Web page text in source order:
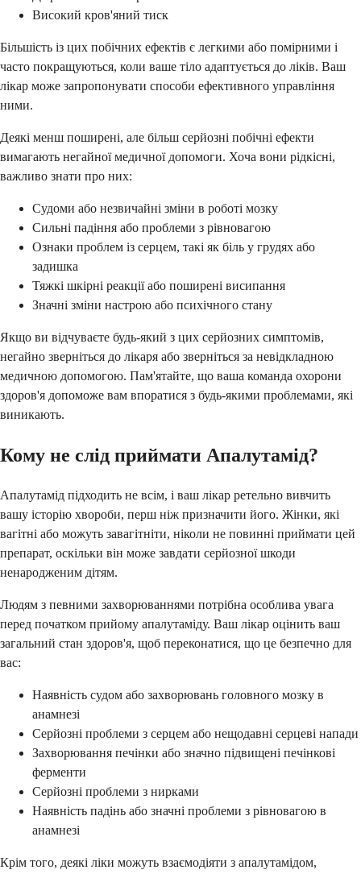
Високий кров'яний тиск
Більшість із цих побічних ефектів є легкими або помірними і
часто покращуються, коли ваше тіло адаптується до ліків. Ваш
лікар може запропонувати способи ефективного управління
ними.
Деякі менш поширені, але більш серйозні побічні ефекти
вимагають негайної медичної допомоги. Хоча вони рідкісні,
важливо знати про них:
Судоми або незвичайні зміни в роботі мозку
Сильні падіння або проблеми з рівновагою
Ознаки проблем із серцем, такі як біль у грудях або
задишка
Тяжкі шкірні реакції або поширені висипання
Значні зміни настрою або психічного стану
Якщо ви відчуваєте будь-який з цих серйозних симптомів,
негайно зверніться до лікаря або зверніться за невідкладною
медичною допомогою. Пам'ятайте, що ваша команда охорони
здоров'я допоможе вам впоратися з будь-якими проблемами, які
виникають.
Кому не слід приймати Апалутамід?
Апалутамід підходить не всім, і ваш лікар ретельно вивчить
вашу історію хвороби, перш ніж призначити його. Жінки, які
вагітні або можуть завагітніти, ніколи не повинні приймати цей
препарат, оскільки він може завдати серйозної шкоди
ненародженим дітям.
Людям з певними захворюваннями потрібна особлива увага
перед початком прийому апалутаміду. Ваш лікар оцінить ваш
загальний стан здоров'я, щоб переконатися, що це безпечно для
вас:
Наявність судом або захворювань головного мозку в
анамнезі
Серйозні проблеми з серцем або нещодавні серцеві напади
Захворювання печінки або значно підвищені печінкові
ферменти
Серйозні проблеми з нирками
Наявність падінь або значні проблеми з рівновагою в
анамнезі
Крім того, деякі ліки можуть взаємодіяти з апалутамідом,